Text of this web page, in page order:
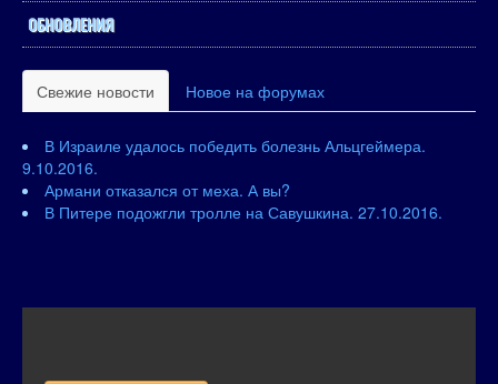
ОБНОВЛЕНИЯ
Свежие новости Новое на форумах
В Израиле удалось победить болезнь Альцгеймера.
9.10.2016.
Армани отказался от меха. А вы?
В Питере подожгли тролле на Савушкина. 27.10.2016.